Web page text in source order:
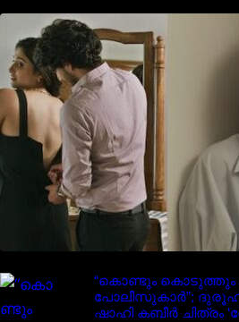
പരമേശ്വരൻ; മിസ്റ്ററി
ട്രെയിലർ
“കൊണ്ടും കൊടുത്തും
പോലീസുകാർ”;
ഷാഹി കബീർ ചിത്രം